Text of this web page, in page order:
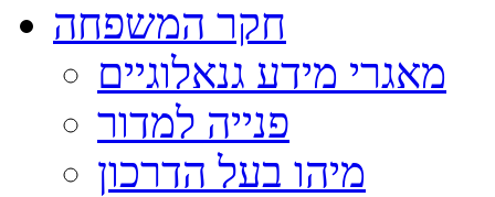
חקר המשפחה
מאגרי מידע גנאלוגיים
פנייה למדור
מיהו בעל הדרכון